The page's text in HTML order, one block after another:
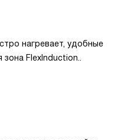
нагревает, удобные
FlexInduction..